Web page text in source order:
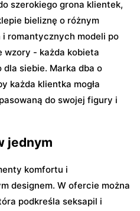
szerokiego grona klientek,
bieliznę o różnym
romantycznych modeli po
wzory - każda kobieta
siebie. Marka dba o
każda klientka mogła
do swojej figury i
jednym
komfortu i
designem. W ofercie można
podkreśla seksapil i